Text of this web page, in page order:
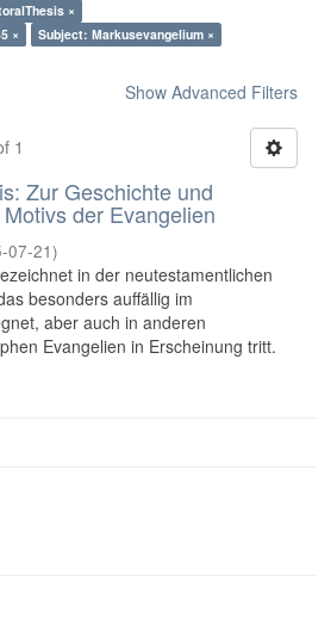
×
×
Subject: Markusevangelium ×
Show Advanced Filters
1
Zur Geschichte und
der Evangelien
07-21)
in der neutestamentlichen
besonders auffällig im
aber auch in anderen
Evangelien in Erscheinung tritt.